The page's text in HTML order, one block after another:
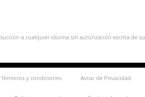
a cualquier idioma sin autorización escrita de su
Términos y condiciones Aviso de Privacidad